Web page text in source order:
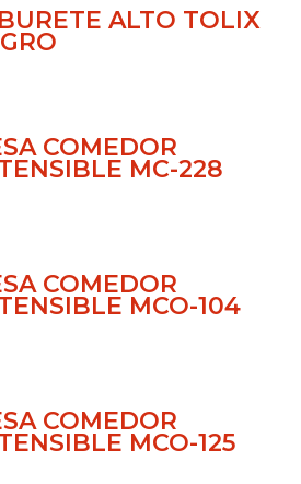
ALTO TOLIX
COMEDOR
MC-228
COMEDOR
MCO-104
COMEDOR
MCO-125